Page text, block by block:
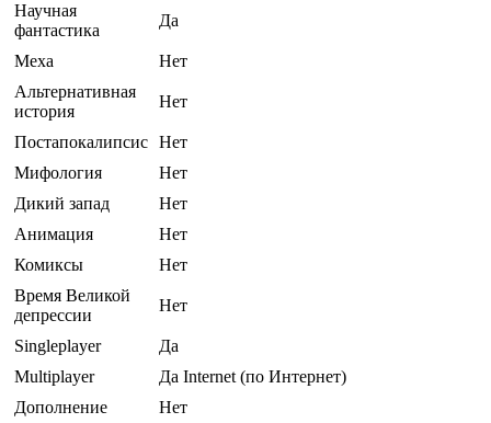
Научная
фантастика
Да
Меха
Нет
Альтернативная
история
Нет
Постапокалипсис Нет
Мифология
Нет
Дикий запад
Нет
Анимация
Нет
Комиксы
Нет
Время Великой
депрессии
Нет
Singleplayer
Да
Multiplayer
Да Internet (по Интернет)
Дополнение
Нет